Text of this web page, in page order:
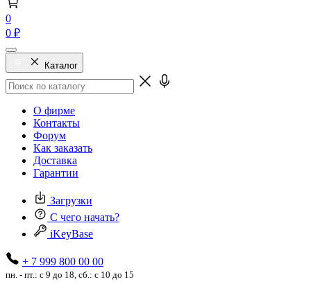
0
0 ₽
Каталог
О фирме
Контакты
Форум
Как заказать
Доставка
Гарантии
Загрузки
С чего начать?
iKeyBase
+ 7 999 800 00 00
пн. - пт.: с 9 до 18, сб.: с 10 до 15